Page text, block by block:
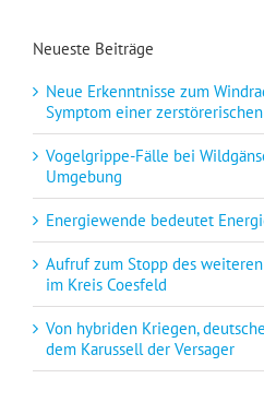
Neueste Beiträge
Neue Erkenntnisse zum
Symptom einer
Vogelgrippe-Fälle bei
Umgebung
Energiewende bedeutet
Aufruf zum Stopp des
im Kreis Coesfeld
Von hybriden Kriegen,
dem Karussell der Versager